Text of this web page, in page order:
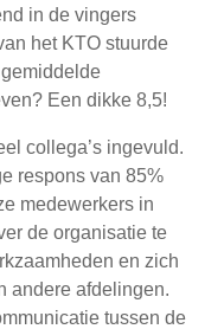
in de vingers
het KTO stuurde
Een dikke 8,5!
collega’s ingevuld.
respons van 85%
medewerkers in
de organisatie te
en zich
andere afdelingen.
tussen de